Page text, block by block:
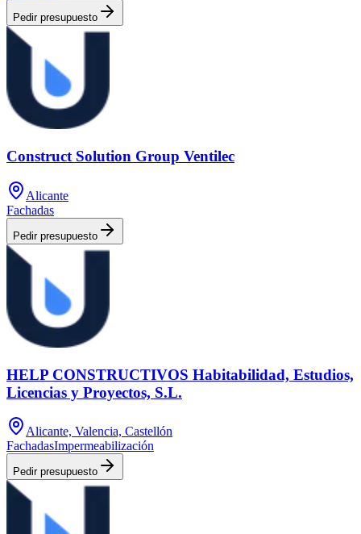
Pedir presupuesto
Construct Solution Group Ventilec
Alicante
Fachadas
Pedir presupuesto
HELP CONSTRUCTIVOS Habitabilidad, Estudios,
Licencias y Proyectos, S.L.
Alicante, Valencia, Castellón
FachadasImpermeabilización
Pedir presupuesto